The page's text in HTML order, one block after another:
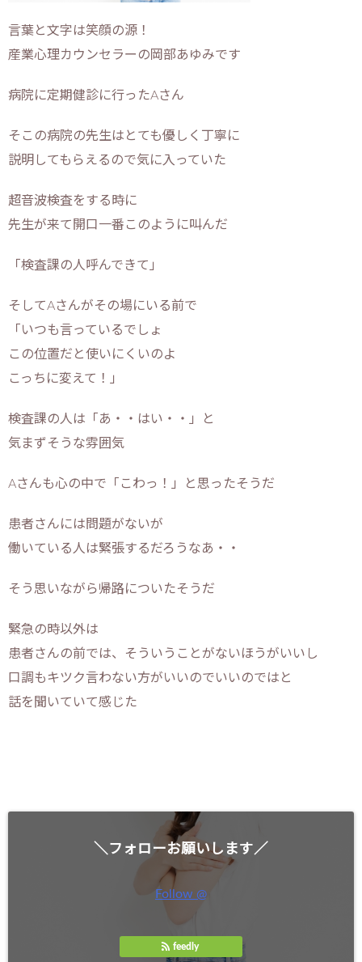
言葉と文字は笑顔の源！
産業心理カウンセラーの岡部あゆみです
病院に定期健診に行ったAさん
そこの病院の先生はとても優しく丁寧に
説明してもらえるので気に入っていた
超音波検査をする時に
先生が来て開口一番このように叫んだ
「検査課の人呼んできて」
そしてAさんがその場にいる前で
「いつも言っているでしょ
この位置だと使いにくいのよ
こっちに変えて！」
検査課の人は「あ・・はい・・」と
気まずそうな雰囲気
Aさんも心の中で「こわっ！」と思ったそうだ
患者さんには問題がないが
働いている人は緊張するだろうなあ・・
そう思いながら帰路についたそうだ
緊急の時以外は
患者さんの前では、そういうことがないほうがいいし
口調もキツク言わない方がいいのでいいのではと
話を聞いていて感じた
＼フォローお願いします／
Follow @
feedly